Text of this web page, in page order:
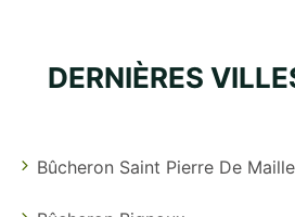
DERNIÈRES
Bûcheron Saint Pierre De Maille